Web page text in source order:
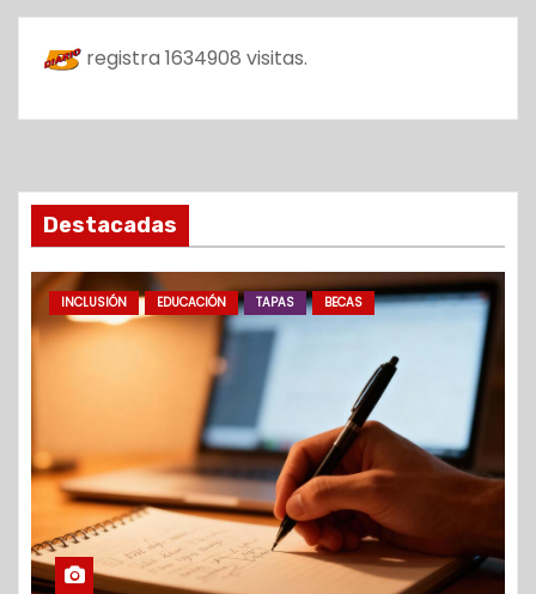
registra 1634908 visitas.
Destacadas
INCLUSIÓN EDUCACIÓN TAPAS BECAS